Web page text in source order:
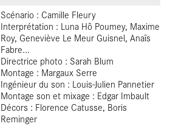
Scénario : Camille Fleury
Interprétation : Luna Hô Poumey, Maxime
Roy, Geneviève Le Meur Guisnel, Anaïs
Fabre...
Directrice photo : Sarah Blum
Montage : Margaux Serre
Ingénieur du son : Louis-Julien Pannetier
Montage son et mixage : Edgar Imbault
Décors : Florence Catusse, Boris
Reminger